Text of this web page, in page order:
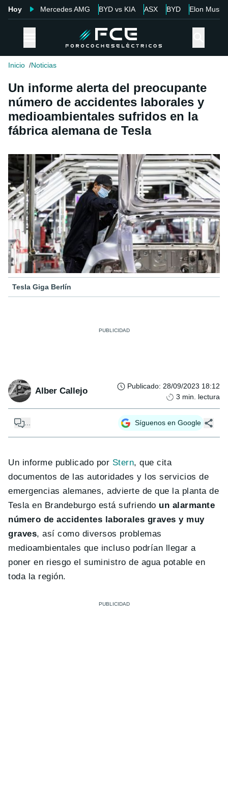
Hoy Mercedes AMG BYD vs KIA ASX BYD Elon Musk
Inicio Noticias
Un informe alerta del preocupante
número de accidentes laborales y
medioambientales sufridos en la
fábrica alemana de Tesla
Tesla Giga Berlín
Alber Callejo Publicado: 28/09/2023 18:12
3 min. lectura
... Síguenos en Google
Un informe publicado por Stern, que cita
documentos de las autoridades y los servicios de
emergencias alemanes, advierte de que la planta de
Tesla en Brandeburgo está sufriendo un alarmante
número de accidentes laborales graves y muy
graves, así como diversos problemas
medioambientales que incluso podrían llegar a
poner en riesgo el suministro de agua potable en
toda la región.